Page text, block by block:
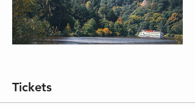
Tickets